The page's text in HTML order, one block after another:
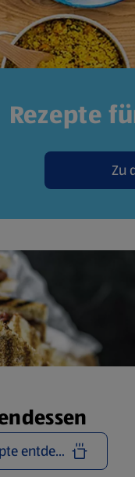
Rezepte
Zu
Rezepte entdecken